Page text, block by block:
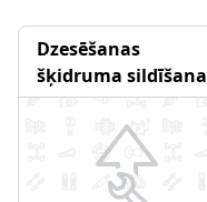
Dzesēšanas
šķidruma sildīšana